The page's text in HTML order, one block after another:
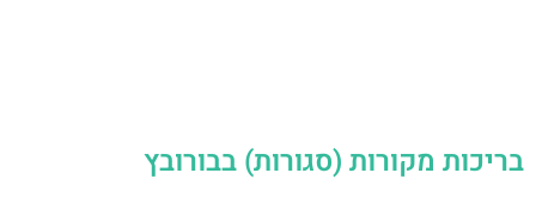
בריכות מקורות (סגורות) בבורובץ